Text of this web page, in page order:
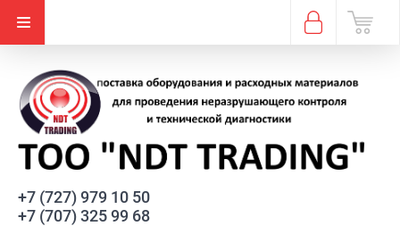
+7 (727) 979 10 50
+7 (707) 325 99 68